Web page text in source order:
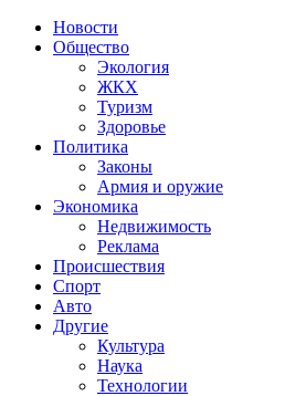
Новости
Общество
Экология
ЖКХ
Туризм
Здоровье
Политика
Законы
Армия и оружие
Экономика
Недвижимость
Реклама
Происшествия
Спорт
Авто
Другие
Культура
Наука
Технологии